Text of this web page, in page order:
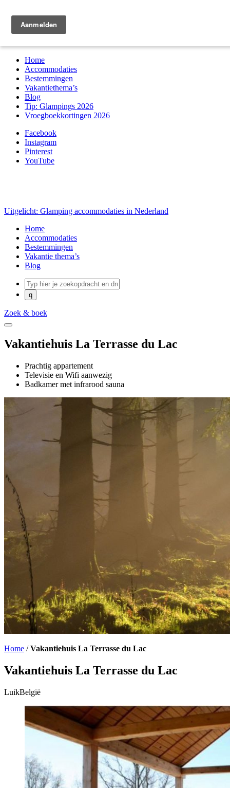
Home
Accommodaties
Bestemmingen
Vakantiethema’s
Blog
Tip: Glampings 2026
Vroegboekkortingen 2026
Facebook
Instagram
Pinterest
YouTube
Uitgelicht: Glamping accommodaties in Nederland
Home
Accommodaties
Bestemmingen
Vakantie thema’s
Blog
Zoek & boek
Vakantiehuis La Terrasse du Lac
Prachtig appartement
Televisie en Wifi aanwezig
Badkamer met infrarood sauna
Home /Vakantiehuis La Terrasse du Lac
Vakantiehuis La Terrasse du Lac
LuikBelgië